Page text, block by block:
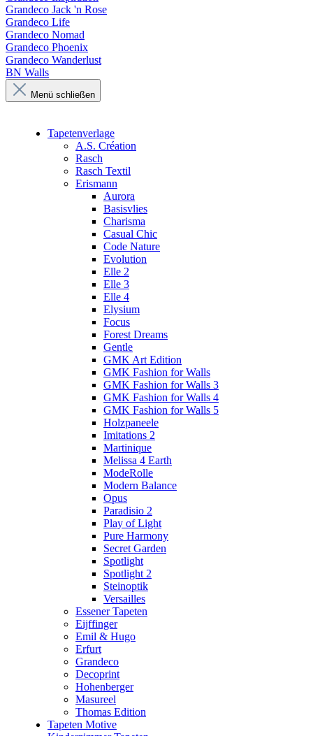
Grandeco Jack 'n Rose
Grandeco Life
Grandeco Nomad
Grandeco Phoenix
Grandeco Wanderlust
BN Walls
Menü schließen
Tapetenverlage
A.S. Création
Rasch
Rasch Textil
Erismann
Aurora
Basisvlies
Charisma
Casual Chic
Code Nature
Evolution
Elle 2
Elle 3
Elle 4
Elysium
Focus
Forest Dreams
Gentle
GMK Art Edition
GMK Fashion for Walls
GMK Fashion for Walls 3
GMK Fashion for Walls 4
GMK Fashion for Walls 5
Holzpaneele
Imitations 2
Martinique
Melissa 4 Earth
ModeRolle
Modern Balance
Opus
Paradisio 2
Play of Light
Pure Harmony
Secret Garden
Spotlight
Spotlight 2
Steinoptik
Versailles
Essener Tapeten
Eijffinger
Emil & Hugo
Erfurt
Grandeco
Decoprint
Hohenberger
Masureel
Thomas Edition
Tapeten Motive